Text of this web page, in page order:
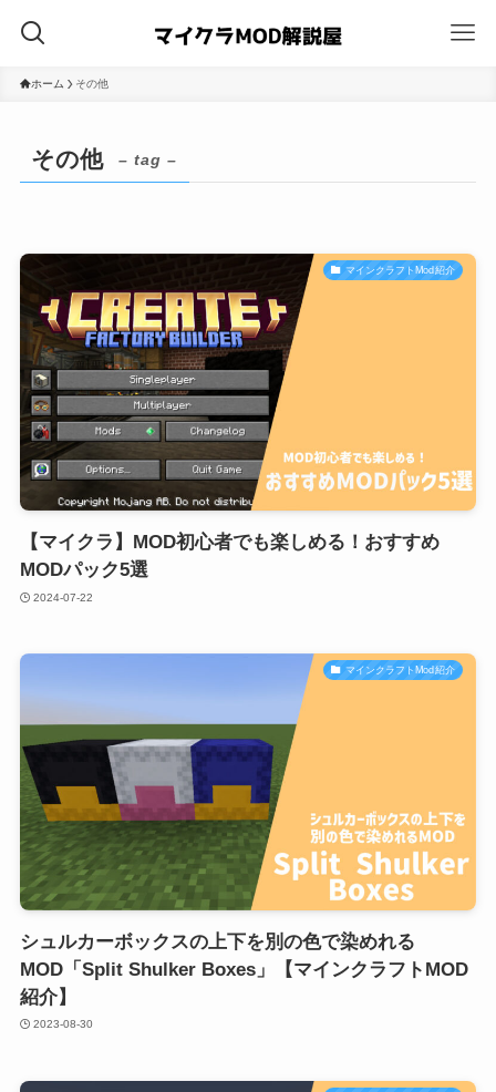
ホーム その他
その他 – tag –
マインクラフトMod紹介
【マイクラ】MOD初心者でも楽しめる！おすすめ
MODパック5選
2024-07-22
マインクラフトMod紹介
シュルカーボックスの上下を別の色で染めれる
MOD「Split Shulker Boxes」【マインクラフトMOD
紹介】
2023-08-30